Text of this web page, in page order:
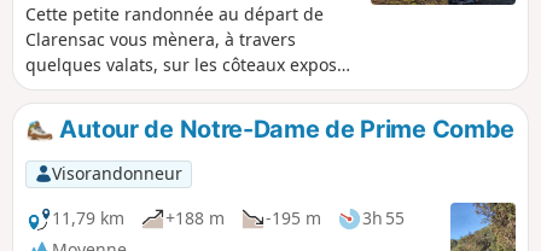
Cette petite randonnée au départ de
Clarensac vous mènera, à travers
quelques valats, sur les côteaux exposés
Sud de ce secteur de la Vaunage et
jusqu'au Moulin de Saint-Côme, un
endroit idéal pour profiter d'une belle
vue sur la plaine et jusqu'au Pic-Saint-
Loup.
Autour de Notre-Dame de Prime Combe
Visorandonneur
11,79 km
+188 m -195 m
3h 55